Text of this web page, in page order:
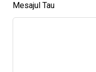
Mesajul Tau